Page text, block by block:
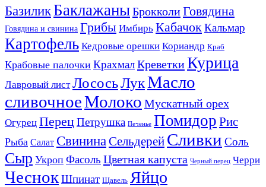
БазиликБаклажаныБрокколиГовядина
Говядина и свинина Грибы Имбирь Кабачок Кальмар
Картофель Кедровые орешки Кориандр Краб
Крабовые палочки КрахмалКреветкиКурица
Лавровый лист ЛососьЛукМасло
сливочноеМолоко Мускатный орех
Огурец ПерецПетрушка Печенье Помидор Рис
Рыба Салат Свинина Сельдерей Сливки Соль
Сыр Укроп Фасоль Цветная капуста Черный перец Черри
ЧеснокШпинат Щавель Яйцо